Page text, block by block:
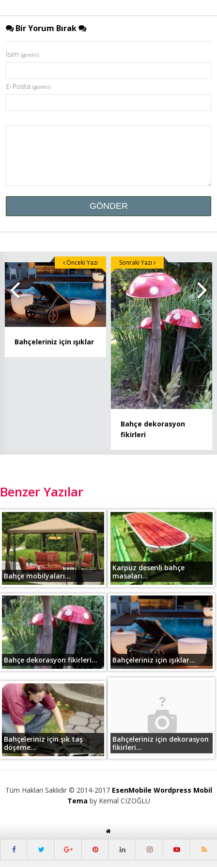
Bir Yorum Bırak
İsim (gerekli)
E-Posta (gerekli)
Bahçeleriniz için ışıklar
Önceki Yazı
Bahçe dekorasyon
fikirleri
Sonraki Yazı
Benzer Yazılar
Bahçe mobilyaları...
Karpuz desenli bahçe
masaları...
Bahçe dekorasyon fikirleri... Bahçeleriniz için ışıklar...
Bahçeleriniz için şık taş
döşeme...
Bahçeleriniz için dekorasyon
fikirleri...
Tüm Hakları Saklıdır © 2014-2017 EsenMobile Wordpress Mobil
Tema by Kemal CIZOĞLU